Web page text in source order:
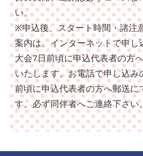
い。
※申込後、スタート時間・諸注
案内は、インターネットで申し
大会7日前頃に申込代表者の方
いたします。お電話で申し込み
前頃に申込代表者の方へ郵送に
す。必ず同伴者へご連絡下さい